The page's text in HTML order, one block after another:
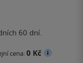
60 dní.
cena:0 Kč